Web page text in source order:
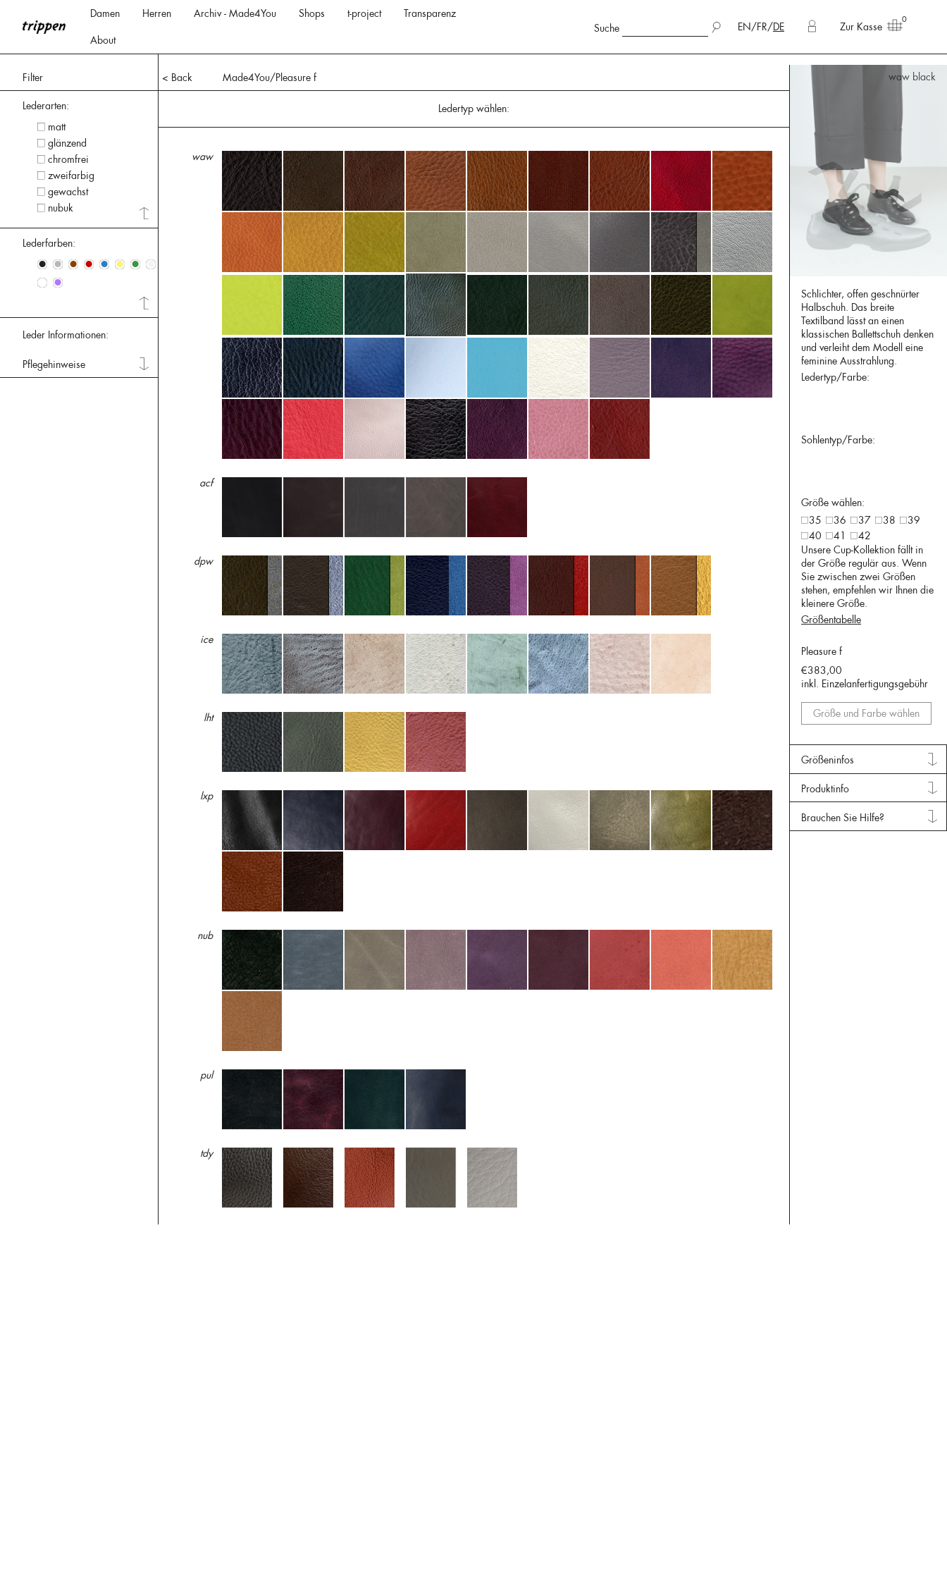
Damen Herren Archiv - Made4You Shops t-project Transparenz
About
Suche EN/FR/DE Zur Kasse
0
Filter < Back Made4You/Pleasure f
Lederarten:
matt
glänzend
chromfrei
zweifarbig
gewachst
nubuk
Lederfarben:
• • • • • • • •
• •
Leder Informationen:
Pflegehinweise
Ledertyp wählen:
waw
acf
dpw
ice
lht
lxp
nub
pul
tdy
waw black
Schlichter, offen geschnürter
Halbschuh. Das breite
Textilband lässt an einen
klassischen Ballettschuh denken
und verleiht dem Modell eine
feminine Ausstrahlung.
Ledertyp/Farbe:
Sohlentyp/Farbe:
Größe wählen:
35
36 37 38
39
40
41
42
Unsere Cup-Kollektion fällt in
der Größe regulär aus. Wenn
Sie zwischen zwei Größen
stehen, empfehlen wir Ihnen die
kleinere Größe.
Größentabelle
Pleasure f
€383,00
inkl. Einzelanfertigungsgebühr
Größe und Farbe wählen
Größeninfos
Produktinfo
Brauchen Sie Hilfe?